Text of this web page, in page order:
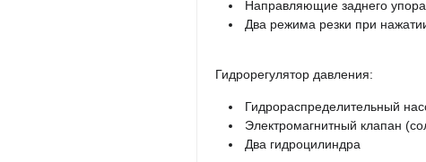
Направляющие заднего
Два режима резки при
Гидрорегулятор давления:
Гидрораспределительный
Электромагнитный клапан
Два гидроцилиндра